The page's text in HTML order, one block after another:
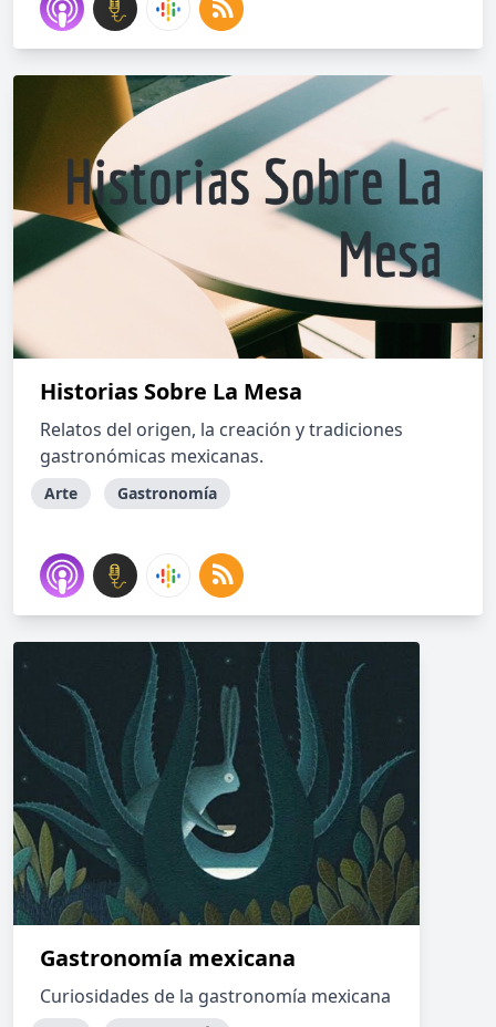
Historias Sobre La Mesa
Relatos del origen, la creación y tradiciones
gastronómicas mexicanas.
Arte Gastronomía
Gastronomía mexicana
Curiosidades de la gastronomía mexicana